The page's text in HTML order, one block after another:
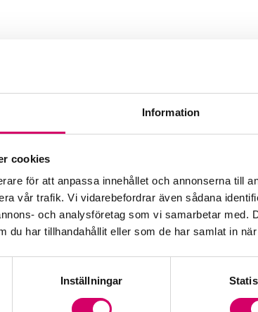
Information
cookies
för att anpassa innehållet och annonserna till
vår trafik. Vi vidarebefordrar även sådana
och analysföretag som vi samarbetar med.
du har tillhandahållit eller som de har samlat in
Inställningar